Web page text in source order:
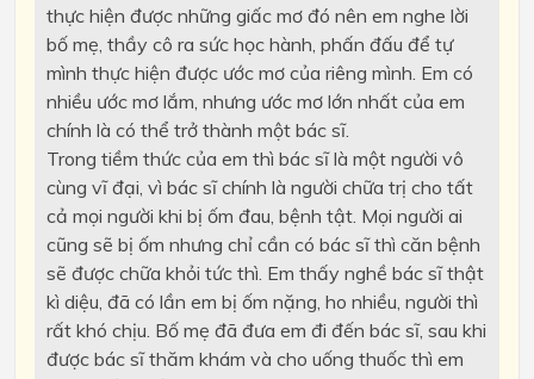
thực hiện được những giấc mơ đó nên em nghe lời
bố mẹ, thầy cô ra sức học hành, phấn đấu để tự
mình thực hiện được ước mơ của riêng mình. Em có
nhiều ước mơ lắm, nhưng ước mơ lớn nhất của em
chính là có thể trở thành một bác sĩ.
Trong tiềm thức của em thì bác sĩ là một người vô
cùng vĩ đại, vì bác sĩ chính là người chữa trị cho tất
cả mọi người khi bị ốm đau, bệnh tật. Mọi người ai
cũng sẽ bị ốm nhưng chỉ cần có bác sĩ thì căn bệnh
sẽ được chữa khỏi tức thì. Em thấy nghề bác sĩ thật
kì diệu, đã có lần em bị ốm nặng, ho nhiều, người thì
rất khó chịu. Bố mẹ đã đưa em đi đến bác sĩ, sau khi
được bác sĩ thăm khám và cho uống thuốc thì em